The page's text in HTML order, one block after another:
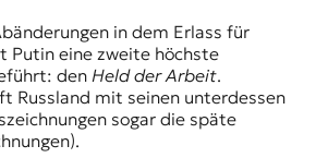
in dem Erlass für
Putin eine zweite höchste
den Held der Arbeit.
Russland mit seinen unterdessen
sogar die späte